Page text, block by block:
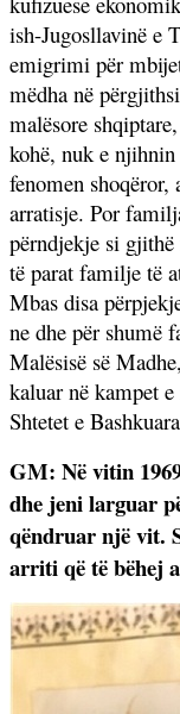
ish-Jugosllavinë e
emigrimi për
mëdha në
malësore
kohë, nuk e
fenomen shoqëror,
arratisje. Por
përndjekje si
të parat familje të
Mbas disa
ne dhe për shumë
Malësisë së
kaluar në kampet
Shtetet e
GM: Në vitin
dhe jeni larguar
qëndruar një vit.
arriti që të bëhej